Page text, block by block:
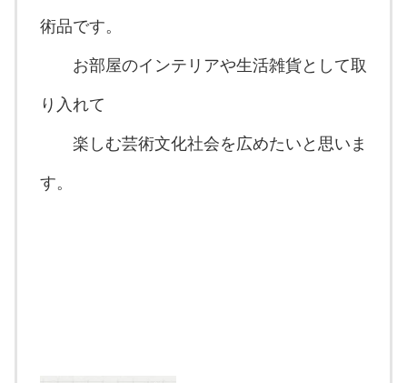
術品です。
お部屋のインテリアや生活雑貨として取
り入れて
楽しむ芸術文化社会を広めたいと思いま
す。